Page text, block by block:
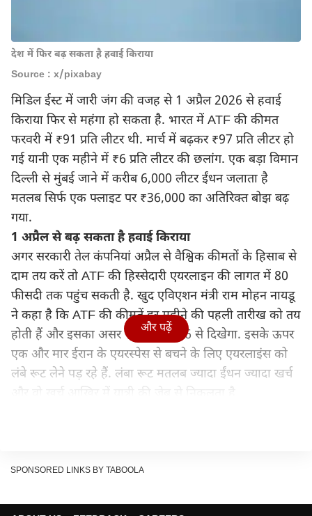
देश में फिर बढ़ सकता है हवाई किराया
Source : x/pixabay
मिडिल ईस्ट में जारी जंग की वजह से 1 अप्रैल 2026 से हवाई
किराया फिर से महंगा हो सकता है. भारत में ATF की कीमत
फरवरी में ₹91 प्रति लीटर थी. मार्च में बढ़कर ₹97 प्रति लीटर हो
गई यानी एक महीने में ₹6 प्रति लीटर की छलांग. एक बड़ा विमान
दिल्ली से मुंबई जाने में करीब 6,000 लीटर ईंधन जलाता है
मतलब सिर्फ एक फ्लाइट पर ₹36,000 का अतिरिक्त बोझ बढ़
गया.
1 अप्रैल से बढ़ सकता है हवाई किराया
अगर सरकारी तेल कंपनियां अप्रैल से वैश्विक कीमतों के हिसाब से
दाम तय करें तो ATF की हिस्सेदारी एयरलाइन की लागत में 80
फीसदी तक पहुंच सकती है. खुद एविएशन मंत्री राम मोहन नायडू
ने कहा है कि ATF की कीमतें हर महीने की पहली तारीख को तय
होती हैं और इसका असर 1 अप्रैल 2026 से दिखेगा. इसके ऊपर
एक और मार ईरान के एयरस्पेस से बचने के लिए एयरलाइंस को
लंबे रूट लेने पड़ रहे हैं. लंबा रूट मतलब ज्यादा ईंधन ज्यादा खर्च
पर ₹399 का फ्यूल सरचार्ज लागू किया. Akasa Air ने भी 15
और पढ़ें
SPONSORED LINKS BY TABOOLA